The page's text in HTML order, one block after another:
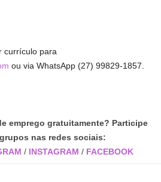
currículo para
ou via WhatsApp (27) 99829-1857.
emprego gratuitamente? Participe
nas redes sociais:
/ INSTAGRAM / FACEBOOK